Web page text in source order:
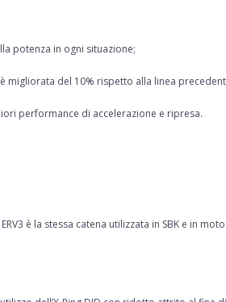
potenza in ogni situazione;
è migliorata del 10% rispetto alla linea
performance di accelerazione e ripresa.
è la stessa catena utilizzata in SBK e in moto